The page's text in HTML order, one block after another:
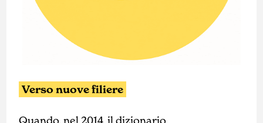
Verso nuove filiere
Quando, nel 2014, il dizionario